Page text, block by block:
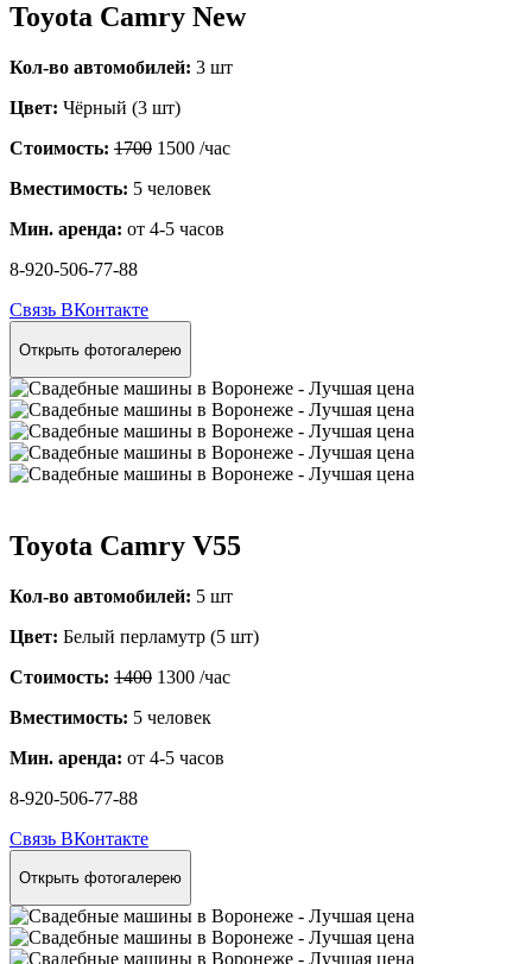
Toyota Camry New
Кол-во автомобилей: 3 шт
Цвет: Чёрный (3 шт)
Стоимость: 1700 1500 /час
Вместимость: 5 человек
Мин. аренда: от 4-5 часов
8-920-506-77-88
Связь ВКонтакте
Открыть фотогалерею
Toyota Camry V55
Кол-во автомобилей: 5 шт
Цвет: Белый перламутр (5 шт)
Стоимость: 1400 1300 /час
Вместимость: 5 человек
Мин. аренда: от 4-5 часов
8-920-506-77-88
Связь ВКонтакте
Открыть фотогалерею